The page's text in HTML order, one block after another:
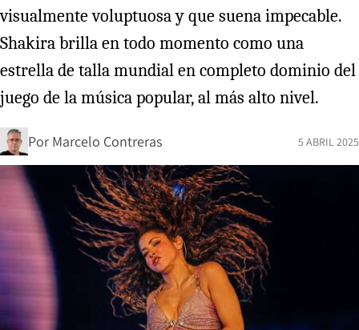
visualmente voluptuosa y que suena impecable.
Shakira brilla en todo momento como una
estrella de talla mundial en completo dominio del
juego de la música popular, al más alto nivel.
Por Marcelo Contreras 5 ABRIL 2025